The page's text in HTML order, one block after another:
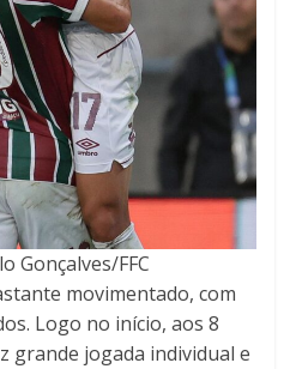
Gonçalves/FFC
movimentado, com
Logo no início, aos 8
grande jogada individual e